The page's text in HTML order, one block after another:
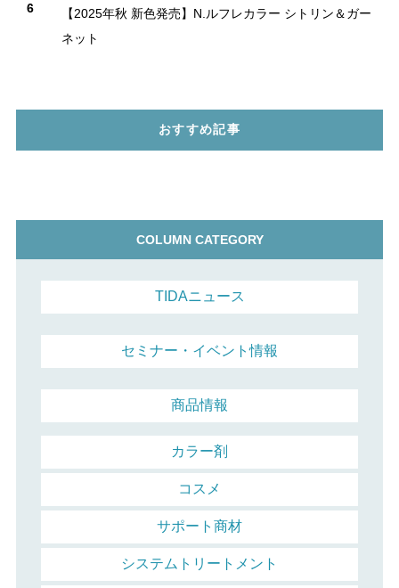
6
【2025年秋 新色発売】N.ルフレカラー シトリン＆ガー
ネット
おすすめ記事
COLUMN CATEGORY
TIDAニュース
セミナー・イベント情報
商品情報
カラー剤
コスメ
サポート商材
システムトリートメント